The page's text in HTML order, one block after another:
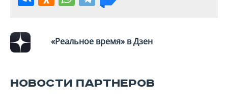
«Реальное время» в Дзен
НОВОСТИ ПАРТНЕРОВ